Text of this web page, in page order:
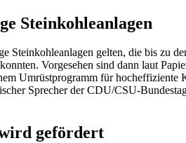
Steinkohleanlagen
Steinkohleanlagen gelten, die bis zu
Vorgesehen sind dann laut
Umrüstprogramm für
Sprecher der CDU/CSU-
gefördert